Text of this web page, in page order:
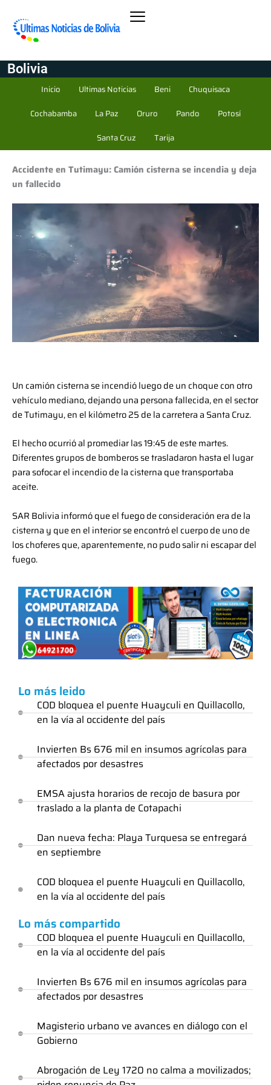
Bolivia
Inicio Ultimas Noticias Beni
Chuquisaca
Cochabamba
La Paz Oruro Pando
Potosí
Santa Cruz
Tarija
Accidente en Tutimayu: Camión cisterna se incendia y deja
un fallecido
Un camión cisterna se incendió luego de un choque con otro
vehículo mediano, dejando una persona fallecida, en el sector
de Tutimayu, en el kilómetro 25 de la carretera a Santa Cruz.
El hecho ocurrió al promediar las 19:45 de este martes.
Diferentes grupos de bomberos se trasladaron hasta el lugar
para sofocar el incendio de la cisterna que transportaba
aceite.
SAR Bolivia informó que el fuego de consideración era de la
cisterna y que en el interior se encontró el cuerpo de uno de
los choferes que, aparentemente, no pudo salir ni escapar del
fuego.
Lo más leido
COD bloquea el puente Huayculi en Quillacollo,
en la vía al occidente del país
Invierten Bs 676 mil en insumos agrícolas para
afectados por desastres
EMSA ajusta horarios de recojo de basura por
traslado a la planta de Cotapachi
Dan nueva fecha: Playa Turquesa se entregará
en septiembre
COD bloquea el puente Huayculi en Quillacollo,
en la vía al occidente del país
Lo más compartido
COD bloquea el puente Huayculi en Quillacollo,
en la vía al occidente del país
Invierten Bs 676 mil en insumos agrícolas para
afectados por desastres
Magisterio urbano ve avances en diálogo con el
Gobierno
Abrogación de Ley 1720 no calma a movilizados;